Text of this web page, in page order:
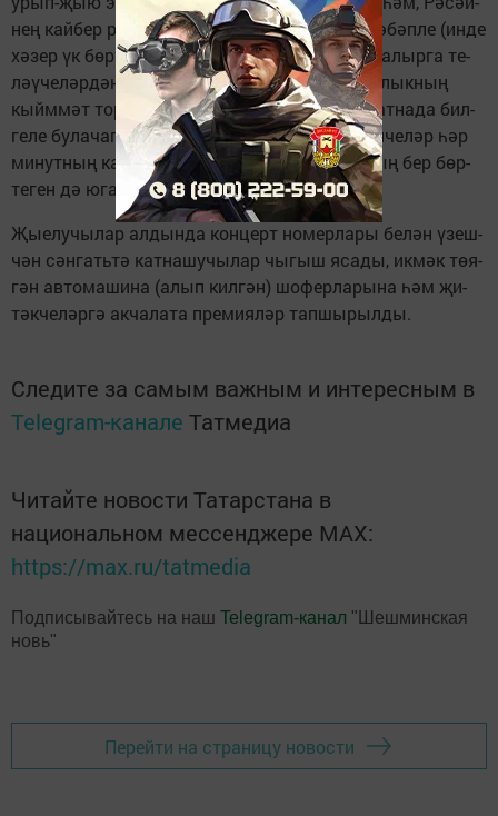
нең кай­бер ре­ги­он­на­рын­да ко­ры­лык бу­лу сә­бәп­ле (ин­де
хә­зер үк бөр­тек ке­нә тү­гел, са­лам­ да са­тып алыр­га те­
ләү­че­ләр­дән за­яв­ка­лар ки­лә баш­ла­ган), аш­лык­ның
кыйм­мәт то­ра­ча­гын, аңа бул­ган бә­я­нең бу ат­на­да бил­
ге­ле бу­ла­ча­гын бил­ге­ләп үт­те. Шу­ңа да иген­че­ләр һәр
ми­нут­ның ка­де­рен бе­леп эш­ләр­гә, аш­лык­ның бер бөр­
те­ген дә югалт­мый җы­еп алыр­га ти­еш­ләр.
Җы­е­лу­чы­лар ал­дын­да кон­церт но­мер­ла­ры бе­лән үзеш­
чән сән­гать­тә кат­на­шу­чы­лар чы­гыш яса­ды, ик­мәк тө­я­
гән ав­то­ма­ши­на (алып кил­гән) шо­фер­ла­ры­на һәм җи­
тәк­че­ләр­гә ак­ча­ла­та пре­ми­я­ләр тап­шы­рыл­ды.
Следите за самым важным и интересным в
Telegram-канале Татмедиа
Читайте новости Татарстана в
национальном мессенджере MАХ:
https://max.ru/tatmedia
Подписывайтесь на наш Telegram-канал "Шешминская
новь"
Перейти на страницу новости